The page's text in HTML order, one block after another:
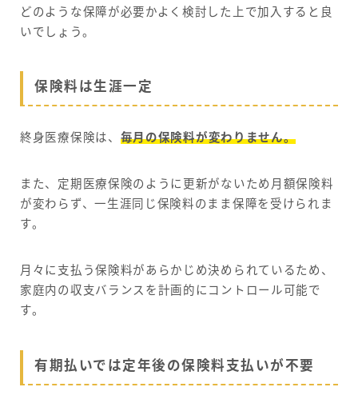
どのような保障が必要かよく検討した上で加入すると良
いでしょう。
保険料は生涯一定
終身医療保険は、 毎月の保険料が変わりません。
また、定期医療保険のように更新がないため月額保険料
が変わらず、一生涯同じ保険料のまま保障を受けられま
す。
月々に支払う保険料があらかじめ決められているため、
家庭内の収支バランスを計画的にコントロール可能で
す。
有期払いでは定年後の保険料支払いが不要